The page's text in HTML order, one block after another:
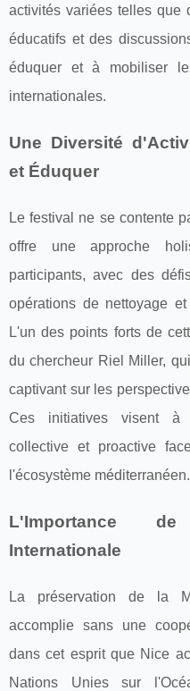
activités variées telles que
éducatifs et des
éduquer et à mobiliser
internationales.
Une Diversité
et Éduquer
Le festival ne se contente
offre une approche
participants, avec des
opérations de nettoyage
L'un des points forts de
du chercheur Riel Miller,
captivant sur les
Ces initiatives visent à
collective et proactive
l'écosystème méditerranéen.
L'Importance
Internationale
La préservation de la
accomplie sans une
dans cet esprit que Nice
Nations Unies sur